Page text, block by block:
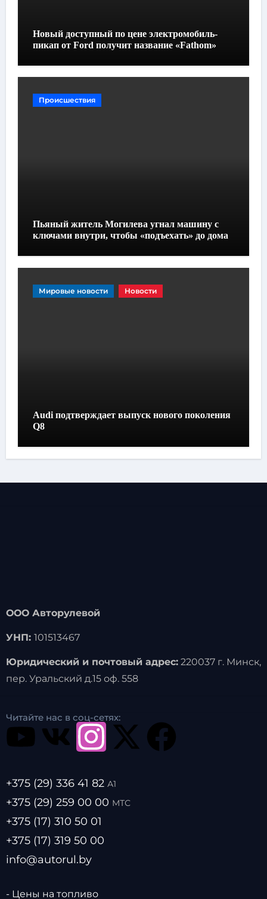
Новый доступный по цене электромобиль-
пикап от Ford получит название «Fathom»
Происшествия
Пьяный житель Могилева угнал машину с
ключами внутри, чтобы «подъехать» до дома
Мировые новости Новости
Audi подтверждает выпуск нового поколения
Q8
ООО Авторулевой
УНП: 101513467
Юридический и почтовый адрес:220037 г. Минск,
пер. Уральский д.15 оф. 558
Читайте нас в соц-сетях:
+375 (29) 336 41 82 А1
+375 (29) 259 00 00 МТС
+375 (17) 310 50 01
+375 (17) 319 50 00
info@autorul.by
- Цены на топливо